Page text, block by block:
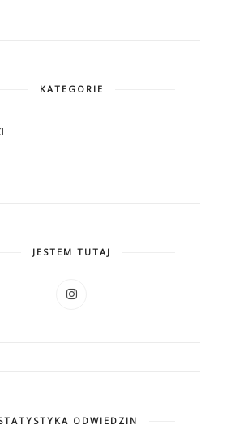
KATEGORIE
JESTEM TUTAJ
ODWIEDZIN